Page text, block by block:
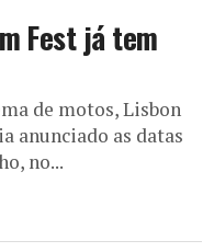
Fest já tem
de motos, Lisbon
anunciado as datas
no...